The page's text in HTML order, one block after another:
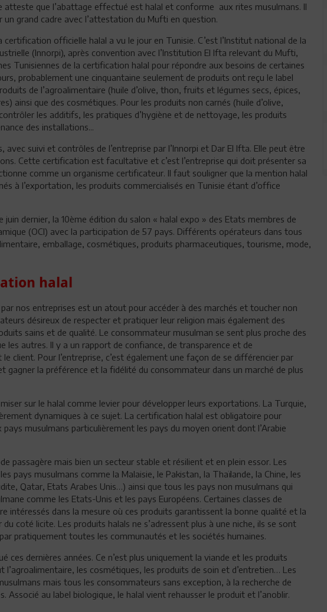
atteste que l’abattage effectué est halal et conforme aux rites musulmans. Il
grand cadre avec l’attestation du Mufti en question.
certification officielle halal a vu le jour en Tunisie. C’est l’Institut national de la
(Innorpi), après convention avec l’Institution El Ifta relevant du Mufti,
Tunisiennes de la certification halal pour répondre aux besoins de certaines
probablement une cinquantaine seulement de produits ont reçu le label
de l’agroalimentaire (huile d’olive, thon, fruits et légumes secs, épices,
ainsi que des cosmétiques. Pour les produits non carnés (huile d’olive,
les additifs, les pratiques d’hygiène et de nettoyage, les produits
des installations...
suivi et contrôles de l’entreprise par l’Innorpi et Dar El Ifta. Elle peut être
Cette certification est facultative et c’est l’entreprise qui doit présenter sa
comme un organisme certificateur. Il faut souligner que la mention halal
à l’exportation, les produits commercialisés en Tunisie étant d’office
juin dernier, la 10ème édition du salon « halal expo » des Etats membres de
(OCI) avec la participation de 57 pays. Différents opérateurs dans tous
emballage, cosmétiques, produits pharmaceutiques, tourisme, mode,
halal
nos entreprises est un atout pour accéder à des marchés et toucher non
désireux de respecter et pratiquer leur religion mais également des
sains et de qualité. Le consommateur musulman se sent plus proche des
les autres. Il y a un rapport de confiance, de transparence et de
client. Pour l’entreprise, c’est également une façon de se différencier par
gagner la préférence et la fidélité du consommateur dans un marché de plus
sur le halal comme levier pour développer leurs exportations. La Turquie,
dynamiques à ce sujet. La certification halal est obligatoire pour
musulmans particulièrement les pays du moyen orient dont l’Arabie
passagère mais bien un secteur stable et résilient et en plein essor. Les
pays musulmans comme la Malaisie, le Pakistan, la Thaïlande, la Chine, les
Qatar, Etats Arabes Unis…) ainsi que tous les pays non musulmans qui
comme les Etats-Unis et les pays Européens. Certaines classes de
intéressés dans la mesure où ces produits garantissent la bonne qualité et la
coté licite. Les produits halals ne s’adressent plus à une niche, ils se sont
pratiquement toutes les communautés et les sociétés humaines.
ces dernières années. Ce n’est plus uniquement la viande et les produits
l’agroalimentaire, les cosmétiques, les produits de soin et d’entretien… Les
mais tous les consommateurs sans exception, à la recherche de
Associé au label biologique, le halal vient rehausser le produit et l’anoblir.